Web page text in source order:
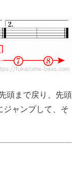
頭まで戻り、先頭
ジャンプして、そ